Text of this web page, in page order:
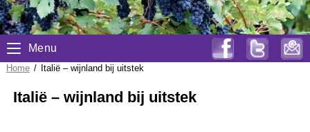
Menu
Home / Italië – wijnland bij uitstek
Italië – wijnland bij uitstek